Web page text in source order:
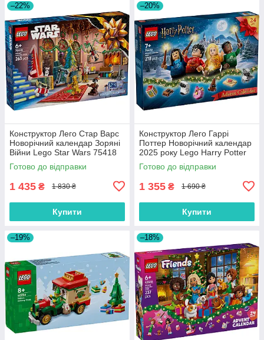
–22%
Конструктор Лего Стар Варс
Новорічний календар Зоряні
Війни Lego Star Wars 75418
Готово до відправки
1 435 ₴ 1 830 ₴
Купити
–20%
Конструктор Лего Гаррі
Поттер Новорічний календар
2025 року Lego Harry Potter
76456
Готово до відправки
1 355 ₴ 1 690 ₴
Купити
–19% –18%